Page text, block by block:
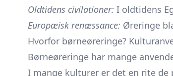
Oldtidens civilationer: I oldtidens
Europæisk renæssance: Øreringe
Hvorfor børneøreringe?
Børneøreringe har mange
I mange kulturer er det en rite de